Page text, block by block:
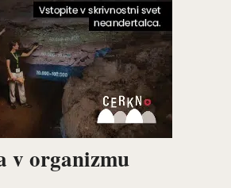
v organizmu